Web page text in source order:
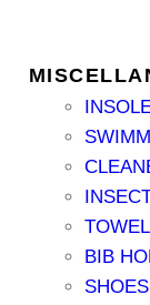
BIB